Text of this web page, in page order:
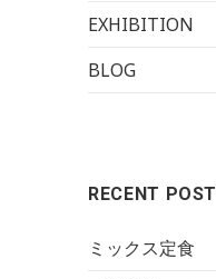
EXHIBITION
BLOG
RECENT POST
ミックス定食